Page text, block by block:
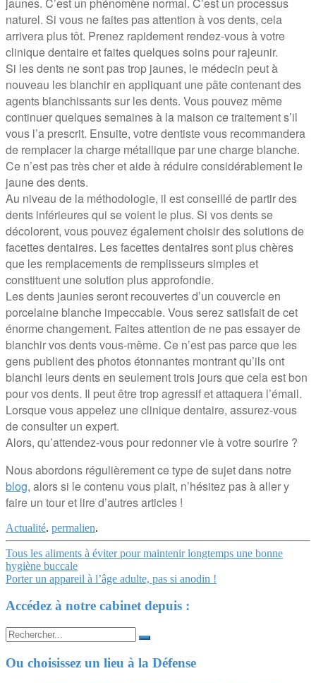
naturel. Si vous ne faites pas attention à vos dents, cela
arrivera plus tôt. Prenez rapidement rendez-vous à votre
clinique dentaire et faites quelques soins pour rajeunir.
Si les dents ne sont pas trop jaunes, le médecin peut à
nouveau les blanchir en appliquant une pâte contenant des
agents blanchissants sur les dents. Vous pouvez même
continuer quelques semaines à la maison ce traitement s’il
vous l’a prescrit. Ensuite, votre dentiste vous recommandera
de remplacer la charge métallique par une charge blanche.
Ce n’est pas très cher et aide à réduire considérablement le
jaune des dents.
Au niveau de la méthodologie, il est conseillé de partir des
dents inférieures qui se voient le plus. Si vos dents se
décolorent, vous pouvez également choisir des solutions de
facettes dentaires. Les facettes dentaires sont plus chères
que les remplacements de remplisseurs simples et
constituent une solution plus approfondie.
Les dents jaunies seront recouvertes d’un couvercle en
porcelaine blanche impeccable. Vous serez satisfait de cet
énorme changement. Faites attention de ne pas essayer de
blanchir vos dents vous-même. Ce n’est pas parce que les
gens publient des photos étonnantes montrant qu’ils ont
blanchi leurs dents en seulement trois jours que cela est bon
pour vos dents. Il peut être trop agressif et attaquera l’émail.
Lorsque vous appelez une clinique dentaire, assurez-vous
de consulter un expert.
Alors, qu’attendez-vous pour redonner vie à votre sourire ?
Nous abordons régulièrement ce type de sujet dans notre
blog, alors si le contenu vous plait, n’hésitez pas à aller y
faire un tour et lire d’autres articles !
Actualité. permalien.
Navigation
Article
Tous les aliments à éviter pour maintenir longtemps une bonne
hygiène buccale
Porter un appareil à l’âge adulte, pas si anodin !
Accédez à notre cabinet depuis :
Search
for:
Ou choisissez un lieu à la Défense